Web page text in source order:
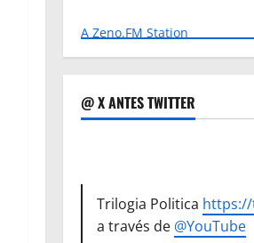
A Zeno.FM Station
@ X ANTES TWITTER
Trilogia Politica https://
a través de @YouTube